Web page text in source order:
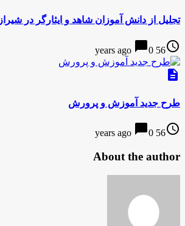
تجلیل از دانش آموزان شاهد و ایثارگر در شیراز
access_time
56 years ago
chat_bubble0
description
طرح جدید آموزش و پرورش
access_time
56 years ago
chat_bubble0
About the author